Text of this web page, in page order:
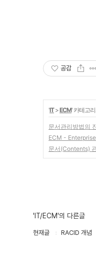
공감
'IT>ECM' 카테고
문서관리방법의
ECM -
문서(Contents)
'IT/ECM'의 다른글
현재글 RACID 개념